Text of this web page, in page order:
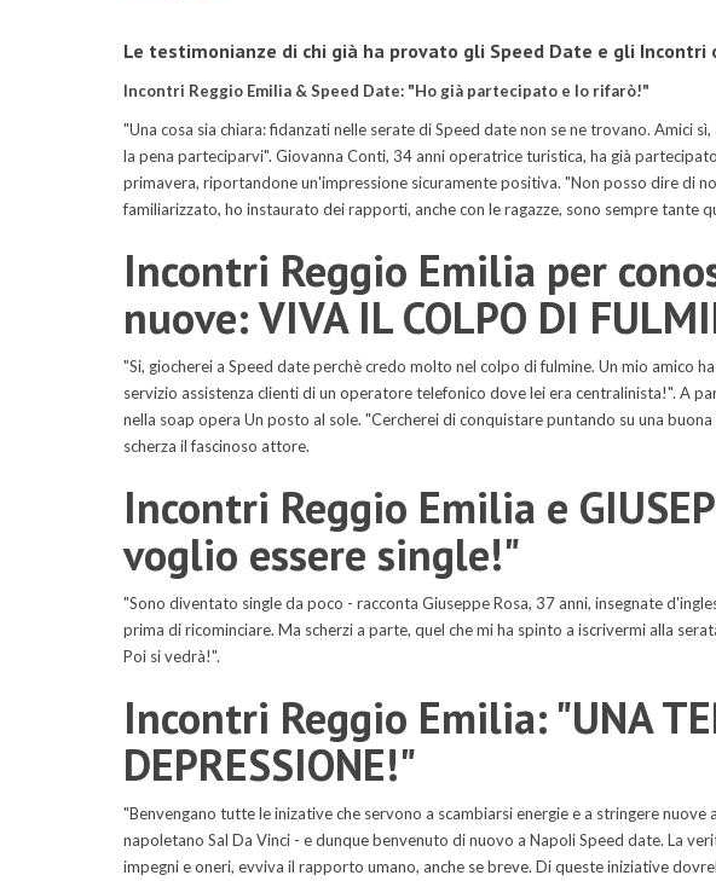
Le testimonianze di chi già ha provato gli Speed Date e gli Incontri
Incontri Reggio Emilia & Speed Date: "Ho già partecipato e lo rifarò!"
"Una cosa sia chiara: fidanzati nelle serate di Speed date non se ne trovano. Amici
la pena parteciparvi". Giovanna Conti, 34 anni operatrice turistica, ha già
primavera, riportandone un'impressione sicuramente positiva. "Non posso dire di
familiarizzato, ho instaurato dei rapporti, anche con le ragazze, sono sempre tante
Incontri Reggio Emilia per
nuove: VIVA IL COLPO DI
"Si, giocherei a Speed date perchè credo molto nel colpo di fulmine. Un mio amico
servizio assistenza clienti di un operatore telefonico dove lei era centralinista!". A
nella soap opera Un posto al sole. "Cercherei di conquistare puntando su una
scherza il fascinoso attore.
Incontri Reggio Emilia e
voglio essere single!"
"Sono diventato single da poco - racconta Giuseppe Rosa, 37 anni, insegnate
prima di ricominciare. Ma scherzi a parte, quel che mi ha spinto a iscrivermi alla
Poi si vedrà!".
Incontri Reggio Emilia: "UNA
DEPRESSIONE!"
"Benvengano tutte le inizative che servono a scambiarsi energie e a stringere
napoletano Sal Da Vinci - e dunque benvenuto di nuovo a Napoli Speed date. La
impegni e oneri, evviva il rapporto umano, anche se breve. Di queste iniziative